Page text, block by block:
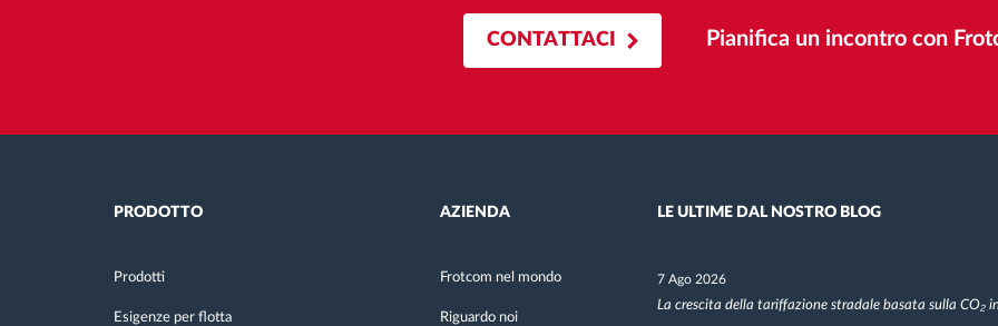
CONTATTACI Pianifica un incontro con
PRODOTTO
Prodotti
Esigenze per flotta
AZIENDA
Frotcom nel mondo
Riguardo noi
LE ULTIME DAL NOSTRO BLOG
7 Ago 2026
La crescita della tariffazione stradale basata sulla CO₂